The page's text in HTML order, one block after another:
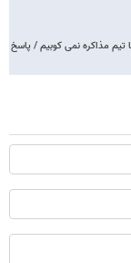
مذاکره‌ نمی کوبیم / پاسخ